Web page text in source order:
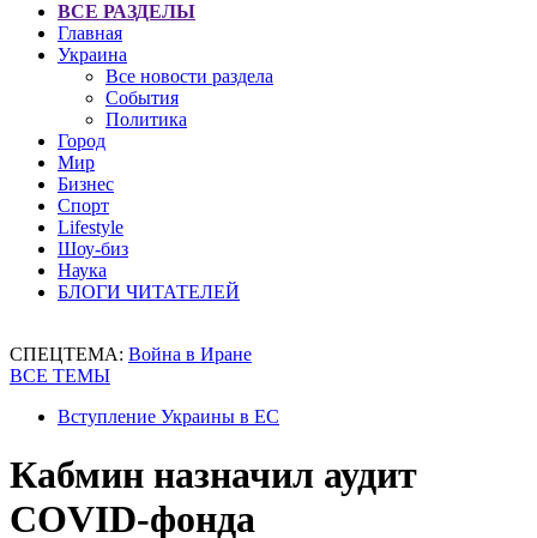
ВСЕ РАЗДЕЛЫ
Главная
Украина
Все новости раздела
События
Политика
Город
Мир
Бизнес
Спорт
Lifestyle
Шоу-биз
Наука
БЛОГИ ЧИТАТЕЛЕЙ
СПЕЦТЕМА: Война в Иране
ВСЕ ТЕМЫ
Вступление Украины в ЕС
Кабмин назначил аудит
COVID-фонда